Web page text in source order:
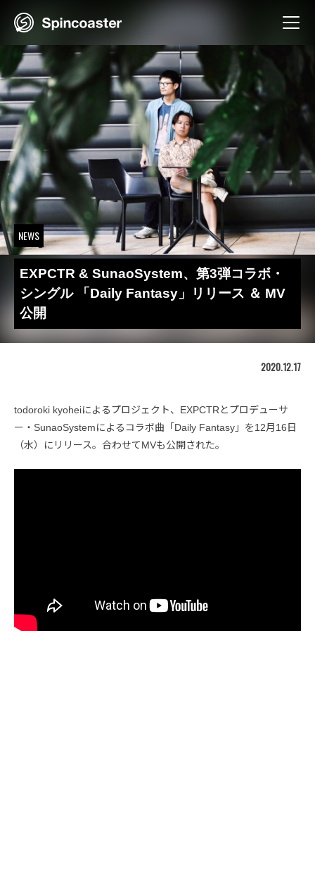
NEWS
EXPCTR & SunaoSystem、第3弾コラボ・
シングル 「Daily Fantasy」リリース ＆ MV
公開
2020.12.17
todoroki kyoheiによるプロジェクト、EXPCTRとプロデューサ
ー・SunaoSystemによるコラボ曲「Daily Fantasy」を12月16日
（水）にリリース。合わせてMVも公開された。